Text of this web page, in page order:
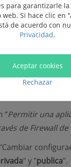
iTunes esté
Intenta volver a
de búsqueda
"Windows
“Permitir una
de Firewall de
" y "publica".
para garantizarle
Si hace clic en
de acuerdo con
Privacidad.
Aceptar cookies
Rechazar